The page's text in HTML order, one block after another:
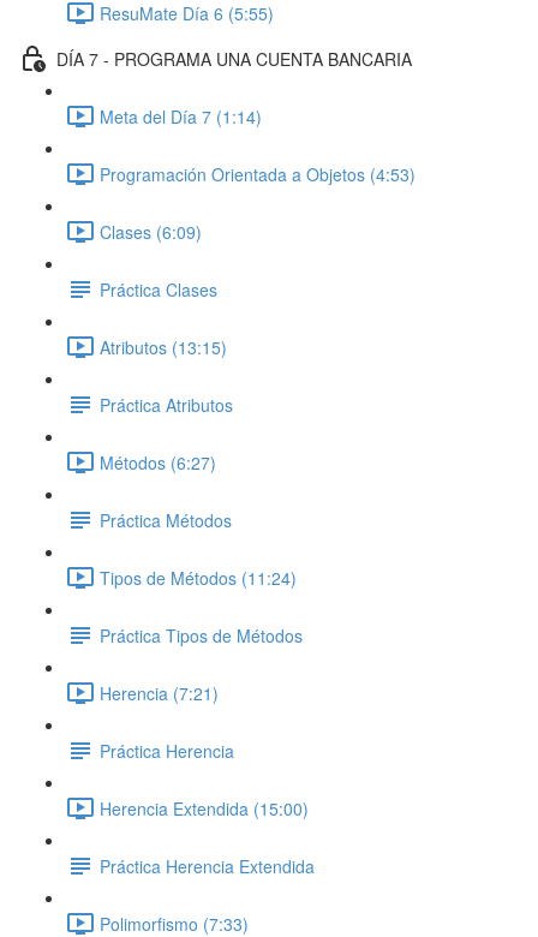
ResuMate Día 6 (5:55)
DÍA 7 - PROGRAMA UNA CUENTA BANCARIA
Meta del Día 7 (1:14)
Programación Orientada a Objetos (4:53)
Clases (6:09)
Práctica Clases
Atributos (13:15)
Práctica Atributos
Métodos (6:27)
Práctica Métodos
Tipos de Métodos (11:24)
Práctica Tipos de Métodos
Herencia (7:21)
Práctica Herencia
Herencia Extendida (15:00)
Práctica Herencia Extendida
Polimorfismo (7:33)